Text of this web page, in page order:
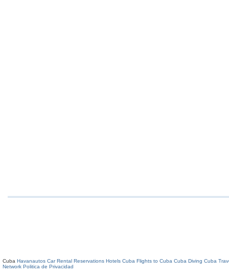
Cuba Havanautos Car Rental Reservations Hotels Cuba Flights to Cuba Cuba Diving Cuba
Network Politica de Privacidad